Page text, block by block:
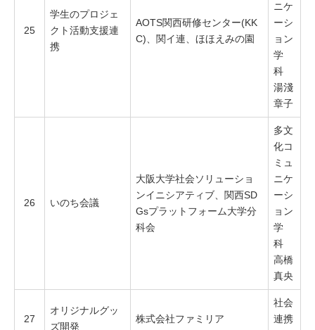
25
学生のプロジェ
クト活動支援連
携
AOTS関西研修センター(KK
C) 、関イ連、ほほえみの園
ニケ
ーシ
ョン
学
科
湯淺
章子
26 いのち会議
大阪大学社会ソリューショ
ンイニシアティブ、関西SD
Gsプラットフォーム大学分
科会
多文
化コ
ミュ
ニケ
ーシ
ョン
学
科
高橋
真央
27
オリジナルグッ
ズ開発
株式会社ファミリア
社会
連携